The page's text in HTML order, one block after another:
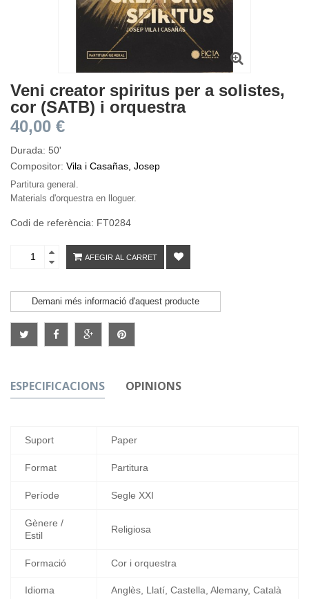
Veni creator spiritus per a solistes,
cor (SATB) i orquestra
40,00 €
Durada: 50'
Compositor: Vila i Casañas, Josep
Partitura general.
Materials d'orquestra en lloguer.
Codi de referència: FT0284
AFEGIR AL CARRET
Demani més informació d'aquest producte
ESPECIFICACIONS OPINIONS
Suport Paper
Format Partitura
Període Segle XXI
Gènere /
Estil
Religiosa
Formació Cor i orquestra
Idioma Anglès, Llatí, Castella, Alemany, Català